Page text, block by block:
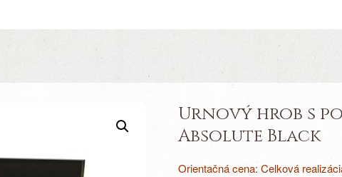
Urnový hrob s
Absolute Black
Orientačná cena: Celková